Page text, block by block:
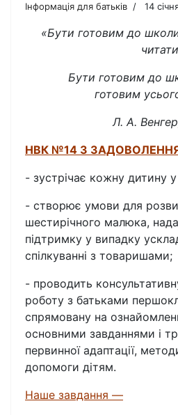
Інформація для батьків 14
«Бути готовим до
Бути готовим до
готовим
Л. А.
НВК №14 З
- зустрічає кожну дитину у
- створює умови для
шестирічного малюка,
підтримку у випадку
спілкуванні з товаришами;
- проводить
роботу з батьками
спрямовану на
основними завданнями і
первинної адаптації,
допомоги дітям.
Наше завдання —